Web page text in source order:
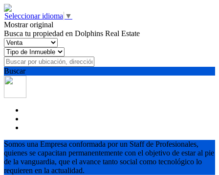
Seleccionar idioma ▼
Mostrar original
Busca tu propiedad en Dolphins Real Estate
Buscar
Somos una Empresa conformada por un Staff de Profesionales,
quienes se capacitan permanentemente con el objetivo de estar al pie
de la vanguardia, que el avance tanto social como tecnológico lo
requieren en la actualidad.